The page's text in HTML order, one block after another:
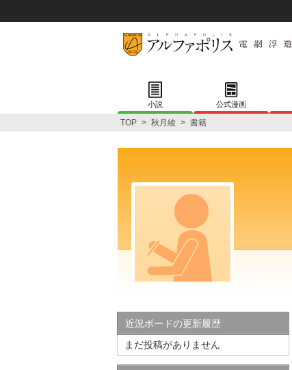
小説 公式漫画
TOP > 秋月綾 > 書籍
近況ボードの更新履歴
まだ投稿がありません